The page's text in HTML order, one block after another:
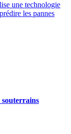
une technologie
les pannes